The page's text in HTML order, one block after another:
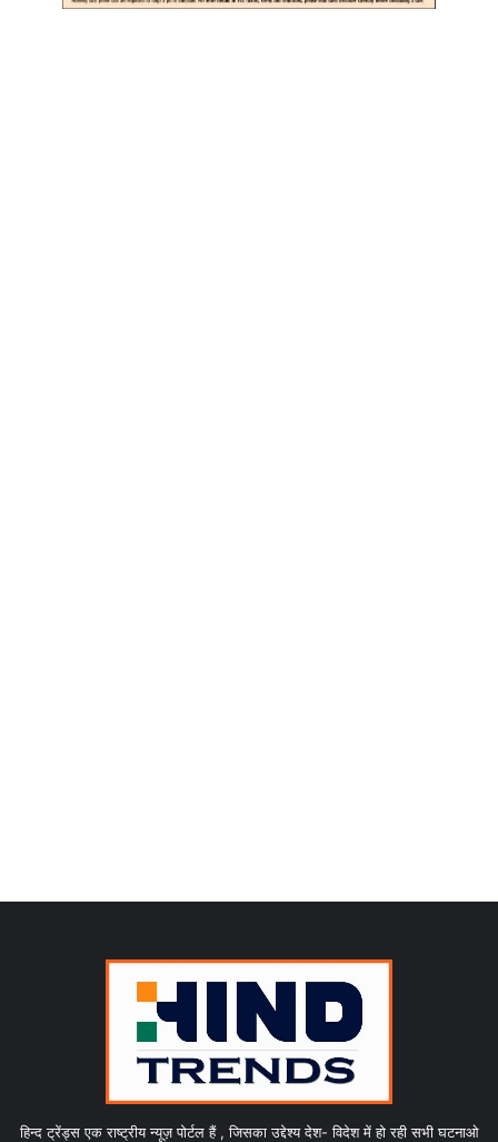
हिन्द ट्रेंड्स एक राष्ट्रीय न्यूज़ पोर्टल हैं , जिसका उद्देश्य देश- विदेश में हो रही सभी घटनाओ